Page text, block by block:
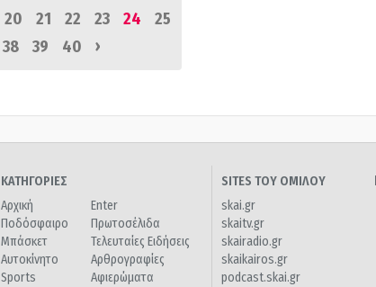
20 21 22 23 24
25
38 39 40 ›
ΚΑΤΗΓΟΡΙΕΣ
Αρχική
Ποδόσφαιρο
Μπάσκετ
Αυτοκίνητο
Sports
Enter
Πρωτοσέλιδα
Τελευταίες Ειδήσεις
Αρθρογραφίες
Αφιερώματα
SITES ΤΟΥ ΟΜΙΛΟΥ
skai.gr
skaitv.gr
skairadio.gr
skaikairos.gr
podcast.skai.gr